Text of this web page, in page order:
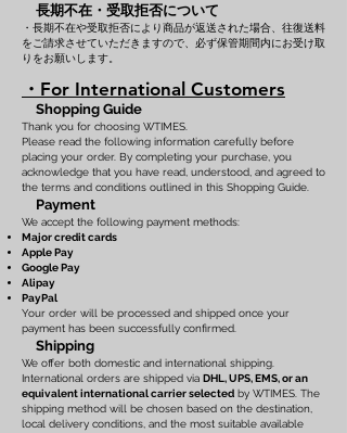
長期不在・受取拒否について
・長期不在や受取拒否により商品が返送された場合、往復送料
をご請求させていただきますので、必ず保管期間内にお受け取
りをお願いします。
・For International Customers
Shopping Guide
Thank you for choosing WTIMES.
Please read the following information carefully before
placing your order. By completing your purchase, you
acknowledge that you have read, understood, and agreed to
the terms and conditions outlined in this Shopping Guide.
Payment
We accept the following payment methods:
Major credit cards
Apple Pay
Google Pay
Alipay
PayPal
Your order will be processed and shipped once your
payment has been successfully confirmed.
Shipping
We offer both domestic and international shipping.
International orders are shipped via DHL, UPS, EMS, or an
equivalent international carrier selected by WTIMES. The
shipping method will be chosen based on the destination,
local delivery conditions, and the most suitable available